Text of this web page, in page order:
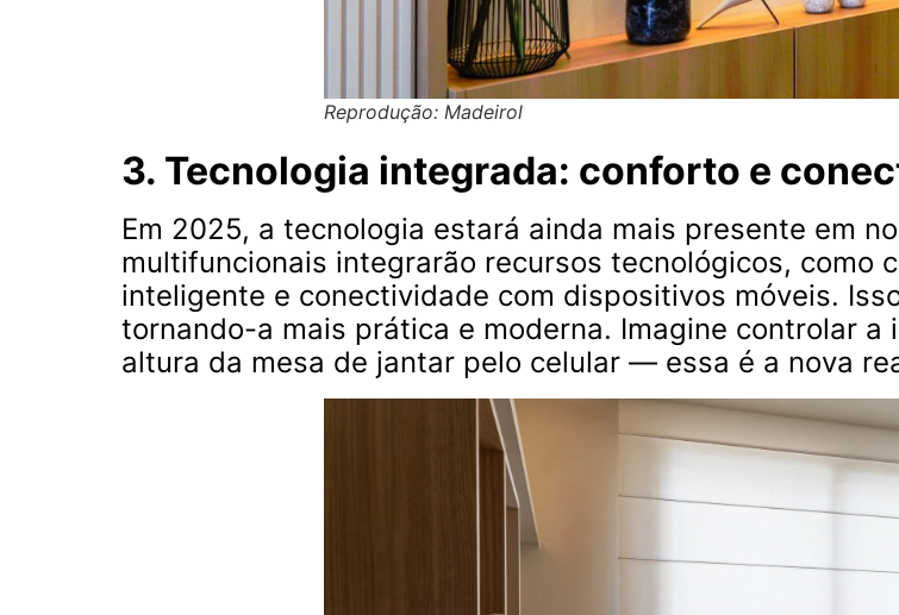
Reprodução: Madeirol
3. Tecnologia integrada: conforto e
Em 2025, a tecnologia estará ainda mais presente em
multifuncionais integrarão recursos tecnológicos, como
inteligente e conectividade com dispositivos móveis.
tornando-a mais prática e moderna. Imagine controlar
altura da mesa de jantar pelo celular — essa é a nova